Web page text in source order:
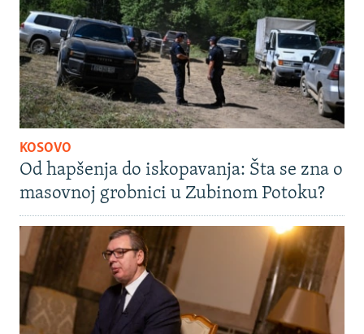
KOSOVO
Od hapšenja do iskopavanja: Šta se zna o
masovnoj grobnici u Zubinom Potoku?